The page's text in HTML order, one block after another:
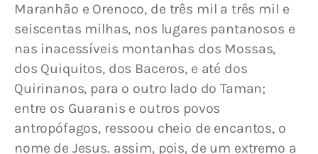
Maranhão e Orenoco, de três mil a três mil e
seiscentas milhas, nos lugares pantanosos e
nas inacessíveis montanhas dos Mossas,
dos Quiquitos, dos Baceros, e até dos
Quirinanos, para o outro lado do Taman;
entre os Guaranis e outros povos
antropófagos, ressoou cheio de encantos, o
nome de Jesus. assim, pois, de um extremo a